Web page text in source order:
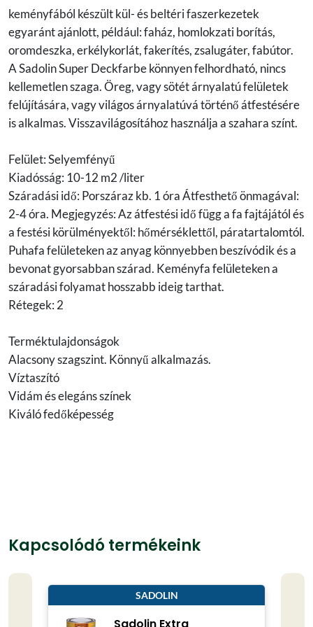
keményfából készült kül- és beltéri faszerkezetek
egyaránt ajánlott, például: faház, homlokzati borítás,
oromdeszka, erkélykorlát, fakerítés, zsalugáter, fabútor.
A Sadolin Super Deckfarbe könnyen felhordható, nincs
kellemetlen szaga. Öreg, vagy sötét árnyalatú felületek
felújítására, vagy világos árnyalatúvá történő átfestésére
is alkalmas. Visszavilágosítához használja a szahara színt.
Felület: Selyemfényű
Kiadósság: 10-12 m2 /liter
Száradási idő: Porszáraz kb. 1 óra Átfesthető önmagával:
2-4 óra. Megjegyzés: Az átfestési idő függ a fa fajtájától és
a festési körülményektől: hőmérséklettől, páratartalomtól.
Puhafa felületeken az anyag könnyebben beszívódik és a
bevonat gyorsabban szárad. Keményfa felületeken a
száradási folyamat hosszabb ideig tarthat.
Rétegek: 2
Terméktulajdonságok
Alacsony szagszint. Könnyű alkalmazás.
Víztaszító
Vidám és elegáns színek
Kiváló fedőképesség
Kapcsolódó termékeink
SADOLIN